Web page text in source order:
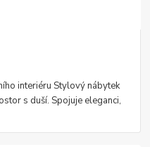
interiéru Stylový nábytek
s duší. Spojuje eleganci,